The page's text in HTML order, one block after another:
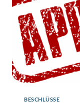
BESCHLÜSSE